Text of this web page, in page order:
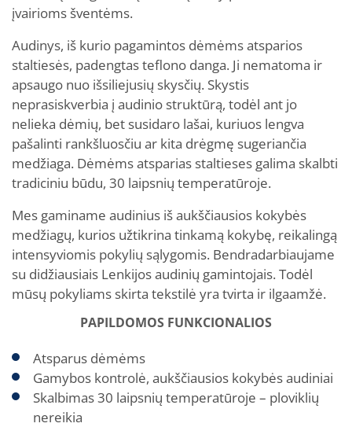
įvairioms šventėms.
Audinys, iš kurio pagamintos dėmėms atsparios
staltiesės, padengtas teflono danga. Ji nematoma ir
apsaugo nuo išsiliejusių skysčių. Skystis
neprasiskverbia į audinio struktūrą, todėl ant jo
nelieka dėmių, bet susidaro lašai, kuriuos lengva
pašalinti rankšluosčiu ar kita drėgmę sugeriančia
medžiaga. Dėmėms atsparias staltieses galima skalbti
tradiciniu būdu, 30 laipsnių temperatūroje.
Mes gaminame audinius iš aukščiausios kokybės
medžiagų, kurios užtikrina tinkamą kokybę, reikalingą
intensyviomis pokylių sąlygomis. Bendradarbiaujame
su didžiausiais Lenkijos audinių gamintojais. Todėl
mūsų pokyliams skirta tekstilė yra tvirta ir ilgaamžė.
PAPILDOMOS FUNKCIONALIOS
Atsparus dėmėms
Gamybos kontrolė, aukščiausios kokybės audiniai
Skalbimas 30 laipsnių temperatūroje – ploviklių
nereikia